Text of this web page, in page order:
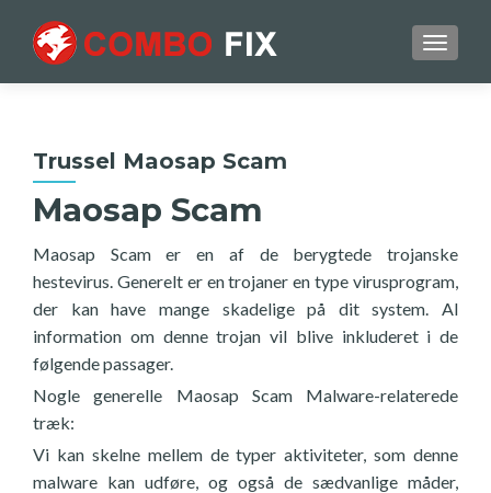
Trussel Maosap Scam
Maosap Scam
Maosap Scam er en af de berygtede trojanske
hestevirus. Generelt er en trojaner en type virusprogram,
der kan have mange skadelige på dit system. Al
information om denne trojan vil blive inkluderet i de
følgende passager.
Nogle generelle Maosap Scam Malware-relaterede
træk:
Vi kan skelne mellem de typer aktiviteter, som denne
malware kan udføre, og også de sædvanlige måder,